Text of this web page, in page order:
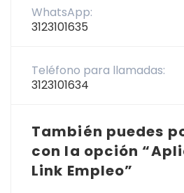
WhatsApp:
3123101635
Teléfono para llamadas:
3123101634
También puedes
con la opción
Link Empleo”